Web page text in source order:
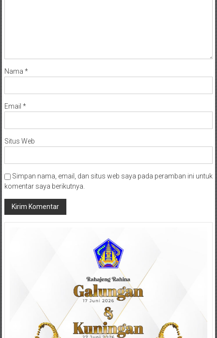
Nama *
Email *
Situs Web
Simpan nama, email, dan situs web saya pada peramban ini untuk
komentar saya berikutnya.